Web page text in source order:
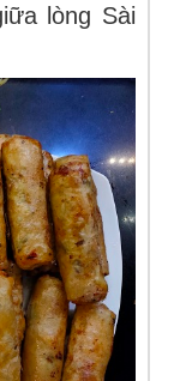
lòng Sài